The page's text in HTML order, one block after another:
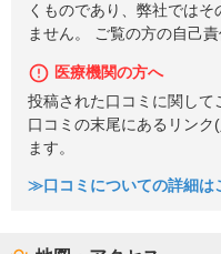
くものであり、弊社では
ません。 ご覧の方の自己
医療機関の方へ
投稿された口コミに関して
口コミの末尾にあるリン
ます。
≫口コミについての詳細は